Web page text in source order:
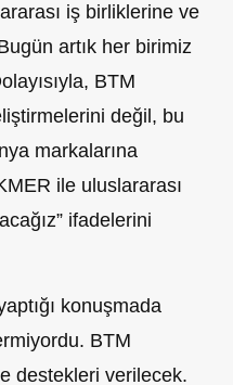
iş birliklerine ve
artık her birimiz
BTM
değil, bu
markalarına
ile uluslararası
ifadelerini
konuşmada
BTM
destekleri verilecek.